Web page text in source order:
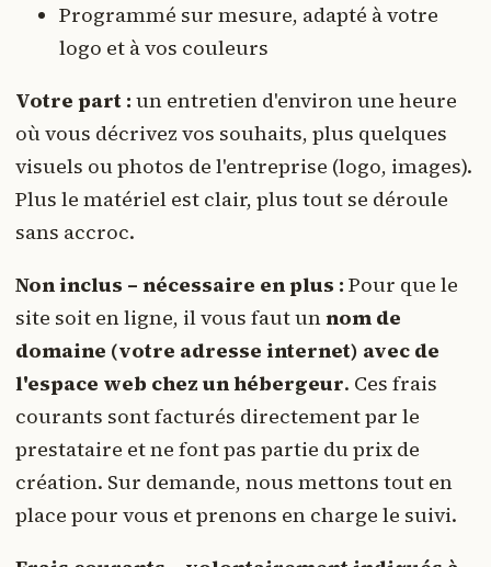
Programmé sur mesure, adapté à votre
logo et à vos couleurs
Votre part : un entretien d'environ une heure
où vous décrivez vos souhaits, plus quelques
visuels ou photos de l'entreprise (logo, images).
Plus le matériel est clair, plus tout se déroule
sans accroc.
Non inclus – nécessaire en plus : Pour que le
site soit en ligne, il vous faut unnom de
domaine (votre adresse internet) avec de
l'espace web chez un hébergeur. Ces frais
courants sont facturés directement par le
prestataire et ne font pas partie du prix de
création. Sur demande, nous mettons tout en
place pour vous et prenons en charge le suivi.